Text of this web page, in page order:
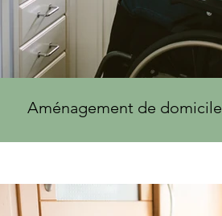
Aménagement de domicile